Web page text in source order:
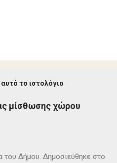
το ιστολόγιο
μίσθωσης χώρου
του Δήμου. Δημοσιεύθηκε στο